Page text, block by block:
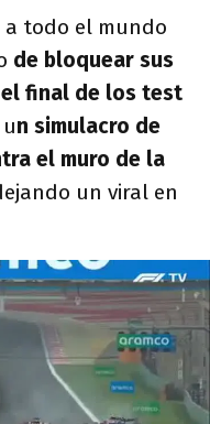
a todo el mundo
de bloquear sus
final de los test
n simulacro de
el muro de la
un viral en